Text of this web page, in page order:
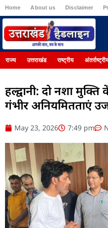
Home About us Disclaimer
राज्य उत्तराखंड राष्ट्रीय
हल्द्वानी: दो नशा
गंभीर अनियमितताएं
May 23, 2026 7:49 pm